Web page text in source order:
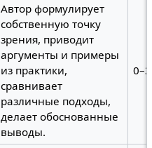
Автор формулирует
собственную точку
зрения, приводит
аргументы и примеры
из практики,
сравнивает
различные подходы,
делает обоснованные
выводы.
0–3